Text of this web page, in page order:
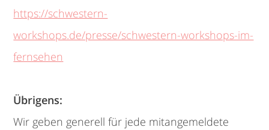
https://schwestern-
workshops.de/presse/schwestern-workshops-im-
fernsehen
Übrigens:
Wir geben generell für jede mitangemeldete